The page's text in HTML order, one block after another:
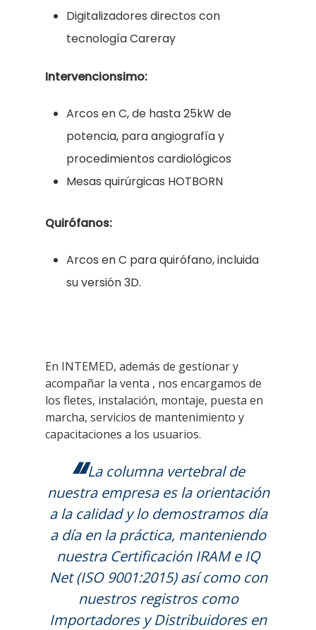
Digitalizadores directos con
tecnología Careray
Intervencionsimo:
Arcos en C, de hasta 25kW de
potencia, para angiografía y
procedimientos cardiológicos
Mesas quirúrgicas HOTBORN
Quirófanos:
Arcos en C para quirófano, incluida
su versión 3D.
En INTEMED, además de gestionar y
acompañar la venta , nos encargamos de
los fletes, instalación, montaje, puesta en
marcha, servicios de mantenimiento y
capacitaciones a los usuarios.
“La columna vertebral de
nuestra empresa es la orientación
a la calidad y lo demostramos día
a día en la práctica, manteniendo
nuestra Certificación IRAM e IQ
Net (ISO 9001:2015) así como con
nuestros registros como
Importadores y Distribuidores en